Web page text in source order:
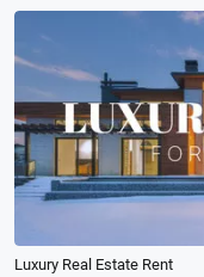
Luxury Real Estate Rent